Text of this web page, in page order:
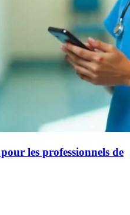
les professionnels de